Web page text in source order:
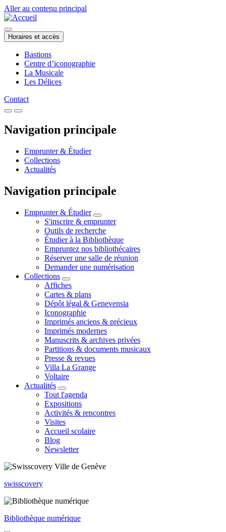
Aller au contenu principal
Horaires et accès
Bastions
Centre d’iconographie
La Musicale
Les Délices
Contact
Navigation principale
Emprunter & Étudier
Collections
Actualités
Navigation principale
Emprunter & Étudier
S'inscrire & emprunter
Outils de recherche
Étudier à la Bibliothèque
Empruntez nos bibliothécaires
Réserver une salle de réunion
Demander une numérisation
Collections
Affiches
Cartes & plans
Dépôt légal & Genevensia
Iconographie
Imprimés anciens & précieux
Imprimés modernes
Manuscrits & archives privées
Partitions & documents musicaux
Presse & revues
Villa La Grange
Voltaire
Actualités
Tout l'agenda
Expositions
Activités & rencontres
Visites
Accueil scolaire
Blog
Newsletter
swisscovery
Bibliothèque numérique